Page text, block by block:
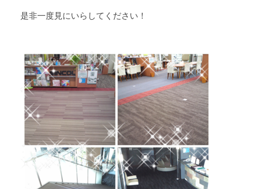
是非一度見にいらしてください！